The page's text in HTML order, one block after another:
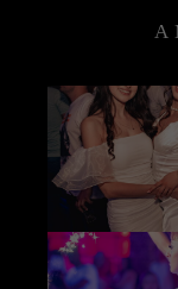
/
We offer
Mon - Fri
Get in
Cybersteel